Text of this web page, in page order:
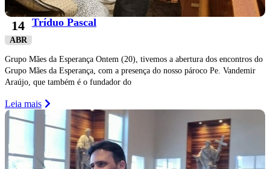
14
ABR
Tríduo Pascal
Grupo Mães da Esperança Ontem (20), tivemos a abertura dos encontros do
Grupo Mães da Esperança, com a presença do nosso pároco Pe. Vandemir
Araújo, que também é o fundador do
Leia mais